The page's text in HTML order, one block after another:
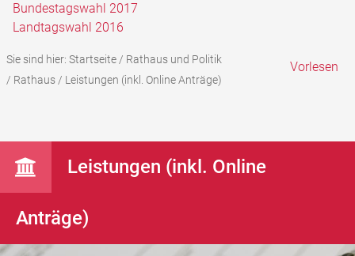
Bundestagswahl 2017
Landtagswahl 2016
Sie sind hier: Startseite/ Rathaus und Politik
/ Rathaus/ Leistungen (inkl. Online Anträge)
Vorlesen
Leistungen (inkl. Online
Anträge)